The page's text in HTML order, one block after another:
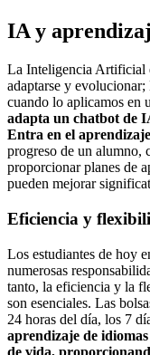
IA y
La Inteligencia Artificial
adaptarse y
cuando lo aplicamos en
adapta un chatbot de
Entra en el
progreso de un alumno,
proporcionar planes de
pueden mejorar
Eficiencia y
Los estudiantes de hoy
numerosas
tanto, la eficiencia y la
son esenciales. Las
24 horas del día, los 7
aprendizaje de
de vida,